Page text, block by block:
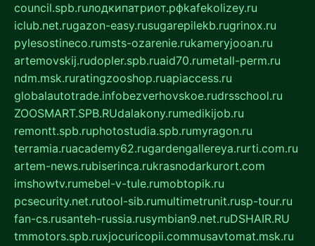
council.spb.ruлодкипатриот.рфkafekolizey.ru
iclub.net.rugazon-easy.rusugarepilekb.rugrinox.ru
pylesostineco.rumsts-ozarenie.rukameryjooan.ru
artemovskij.rudopler.spb.ruaid70.rumetall-perm.ru
ndm.msk.ruratingzooshop.ruapiaccess.ru
globalautotrade.infobezverhovskoe.rudrsschool.ru
ZOOSMART.SPB.RUdalakony.rumedikijob.ru
remontt.spb.ruphotostudia.spb.rumyragon.ru
terramia.ruacademy62.rugardengallereya.rurti.com.ru
artem-news.rubiserinca.rukrasnodarkurort.com
imshowtv.rumebel-v-tule.rumobtopik.ru
pcsecurity.net.rutool-sib.rumultimetrunit.rusp-tour.ru
fan-cs.rusanteh-russia.rusymbian9.net.ruDSHAIR.RU
tmmotors.spb.ruxjocuricopii.commusavtomat.msk.ru